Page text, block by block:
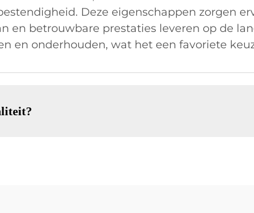
Deze eigenschappen zorgen
en betrouwbare prestaties leveren op de
en onderhouden, wat het een favoriete